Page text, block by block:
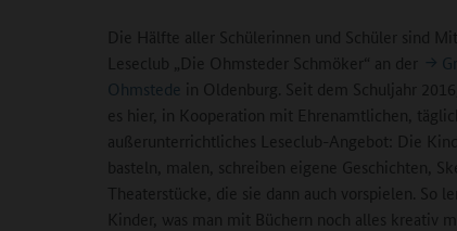
Die Hälfte aller Schülerinnen und Schüler sind
Leseclub „Die Ohmsteder Schmöker“ an der
Ohmstede in Oldenburg. Seit dem Schuljahr
es hier, in Kooperation mit Ehrenamtlichen,
außerunterrichtliches Leseclub-Angebot: Die
basteln, malen, schreiben eigene Geschichten,
Theaterstücke, die sie dann auch vorspielen. So
Kinder, was man mit Büchern noch alles kreativ